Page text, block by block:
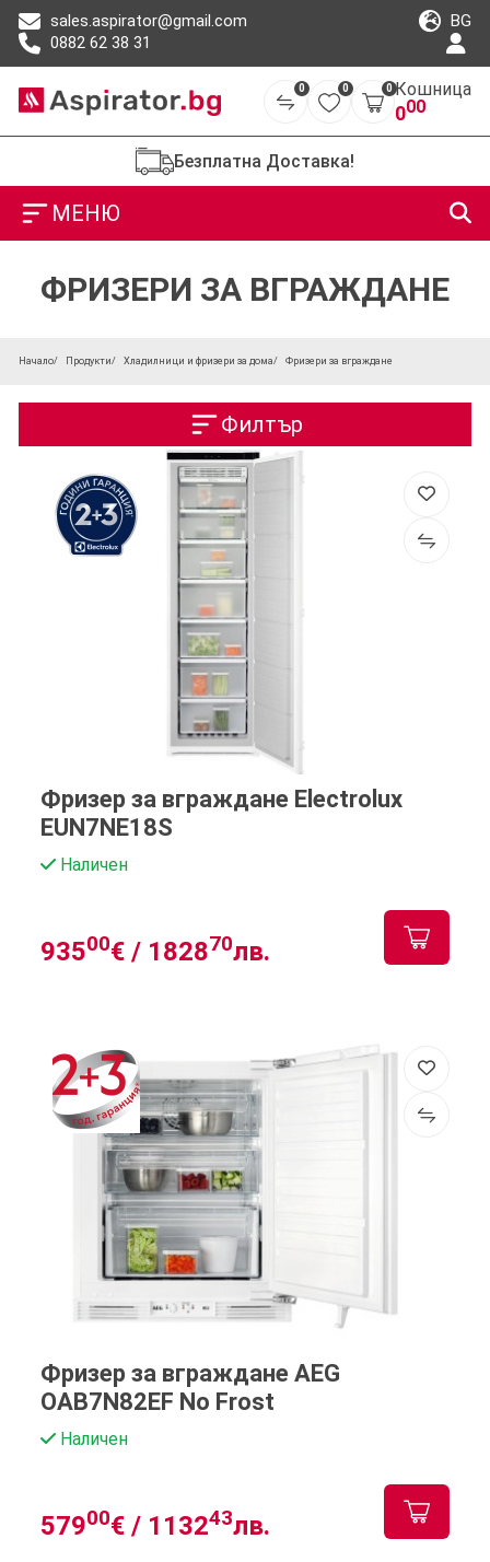
sales.aspirator@gmail.com
0882 62 38 31
BG
Безплатна Доставка!
0 0 0 Кошница
000
МЕНЮ
ФРИЗЕРИ ЗА ВГРАЖДАНЕ
Начало Продукти Хладилници и фризери за дома Фризери за вграждане
Филтър
Фризер за вграждане Electrolux
EUN7NE18S
Наличен
93500€ / 182870лв.
Фризер за вграждане AEG
OAB7N82EF No Frost
Наличен
57900€ / 113243лв.